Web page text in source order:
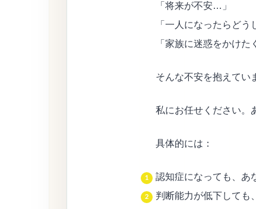
「将来が不安…」
「一人になったらどう
「家族に迷惑をかけた
そんな不安を抱えてい
私にお任せください。
具体的には：
認知症になっても、あ
判断能力が低下しても